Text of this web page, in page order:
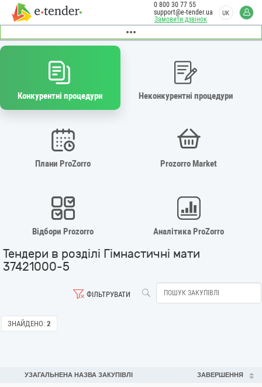
Замовити дзвінок
0 800 30 77 55
support@e-tender.ua
UK
Конкурентні процедури Неконкурентні процедури
Плани ProZorro Prozorro Market
Відбори Prozorro Аналітика ProZorro
Тендери в розділі Гімнастичні мати
37421000-5
ФІЛЬТРУВАТИ
ЗНАЙДЕНО: 2
УЗАГАЛЬНЕНА НАЗВА ЗАКУПІВЛІ ЗАВЕРШЕННЯ